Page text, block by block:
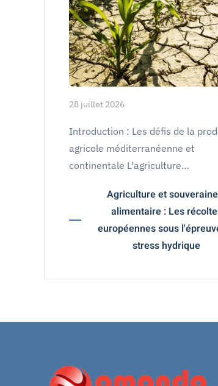
28 juillet 2026
Introduction : Les défis de la
agricole méditerranéenne et
continentale L'agriculture…
Agriculture et
alimentaire : Les
européennes sous
stress hydrique